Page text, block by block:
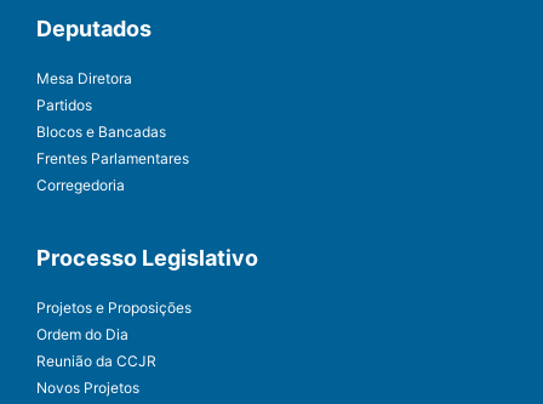
Deputados
Mesa Diretora
Partidos
Blocos e Bancadas
Frentes Parlamentares
Corregedoria
Processo Legislativo
Projetos e Proposições
Ordem do Dia
Reunião da CCJR
Novos Projetos